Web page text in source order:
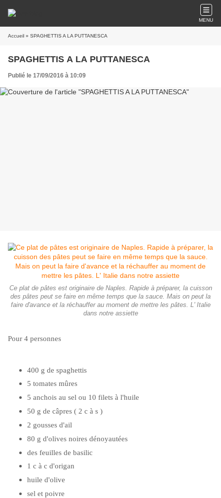
MENU
Accueil » SPAGHETTIS A LA PUTTANESCA
SPAGHETTIS A LA PUTTANESCA
Publié le 17/09/2016 à 10:09
Ce plat de pâtes est originaire de Naples. Rapide à préparer, la cuisson
des pâtes peut se faire en même temps que la sauce. Mais on peut la
faire d'avance et la réchauffer au moment de mettre les pâtes. L' Italie
dans notre assiette
Pour 4 personnes
400 g de spaghettis
5 tomates mûres
5 anchois au sel ou 10 filets à l'huile
50 g de câpres ( 2 c à s )
2 gousses d'ail
80 g d'olives noires dénoyautées
des feuilles de basilic
1 c à c d'origan
huile d'olive
sel et poivre